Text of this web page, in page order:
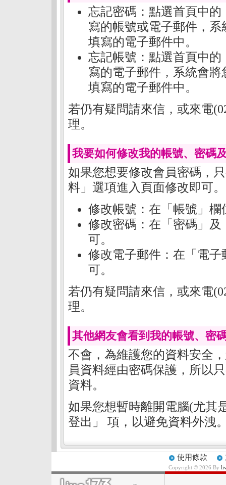
忘記密碼：點選首頁中
寫的帳號或電子郵件，
填寫的電子郵件中。
忘記帳號：點選首頁中
寫的電子郵件，系統會
填寫的電子郵件中。
若仍有疑問請來信，或來電
理。
我要如何修改我的帳號、密碼
如果您想要修改會員密碼，
料」選項進入頁面修改即可。
修改帳號：在「帳號」
修改密碼：在「密碼」
可。
修改電子郵件：在「電
可。
若仍有疑問請來信，或來電
理。
其他網友會看到我的帳號、密
不會，為維護您的資料安全
員資料經由密碼保護，所以
資料。
如果您想暫時離開電腦(尤其
登出」 項，以避免資料外洩
使用條款
Copyright © 2026 By